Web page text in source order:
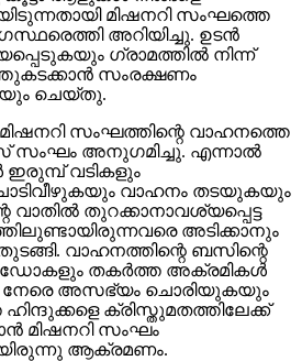
മിഷനറി സംഘത്തെ
അറിയിച്ചു. ഉടന്‍
ഗ്രാമത്തില്‍ നിന്ന്
സംരക്ഷണം
ചെയ്തു.
മിഷനറി സംഘത്തിന്റെ വാഹനത്തെ
സംഘം അനുഗമിച്ചു. എന്നാല്‍
വടികളും
വാഹനം തടയുകയും
വാതില്‍ തുറക്കാനാവശ്യപ്പെട്ട
അടിക്കാനും
വാഹനത്തിന്റെ ബസിന്റെ
തകര്‍ത്ത അക്രമികള്‍
നേരെ അസഭ്യം ചൊരിയുകയും
ക്രിസ്തുമതത്തിലേക്ക്
മിഷനറി സംഘം
ആക്രമണം.